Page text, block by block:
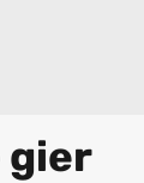
gier